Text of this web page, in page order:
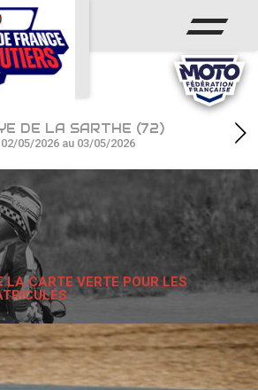
TV
DE LA SARTHE (72)
05/2026 au 03/05/2026
LA CARTE VERTE POUR LES